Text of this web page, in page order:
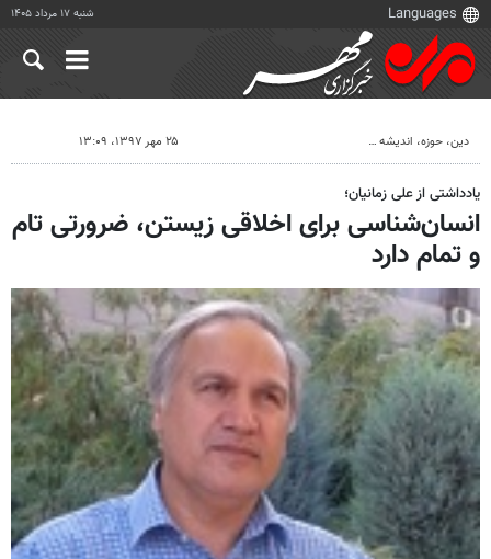
شنبه ۱۷ مرداد ۱۴۰۵
دين، حوزه، انديشه ۲۵ مهر ۱۳۹۷، ۱۳:۰۹
یادداشتی از علی زمانیان؛
انسان‌شناسی برای اخلاقی زیستن، ضرورتی تام
و تمام دارد